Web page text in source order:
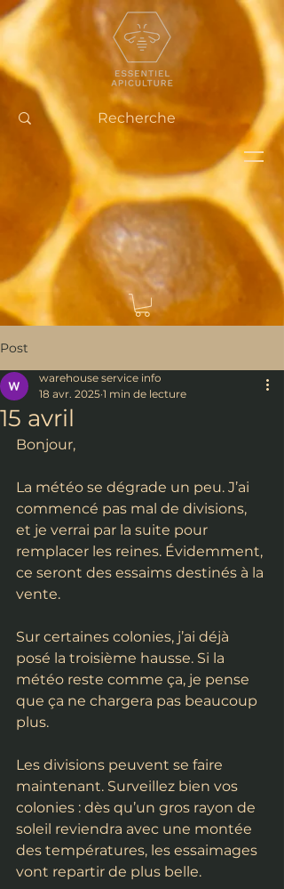
Post
15 avril
warehouse service info
18 avr. 2025 1 min de lecture
Bonjour,
La météo se dégrade un peu. J’ai
commencé pas mal de divisions,
et je verrai par la suite pour
remplacer les reines. Évidemment,
ce seront des essaims destinés à la
vente.
Sur certaines colonies, j’ai déjà
posé la troisième hausse. Si la
météo reste comme ça, je pense
que ça ne chargera pas beaucoup
plus.
Les divisions peuvent se faire
maintenant. Surveillez bien vos
colonies : dès qu’un gros rayon de
soleil reviendra avec une montée
des températures, les essaimages
vont repartir de plus belle.